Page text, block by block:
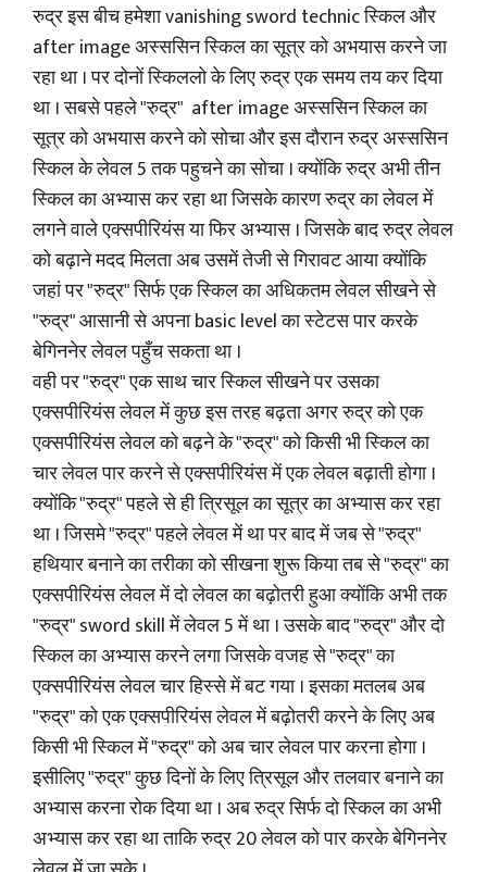
रुद्र इस बीच हमेशा vanishing sword technic स्किल और
after image अस्ससिन स्किल का सूत्र को अभयास करने जा
रहा था । पर दोनों स्किललो के लिए रुद्र एक समय तय कर दिया
था । सबसे पहले "रुद्र" after image अस्ससिन स्किल का
सूत्र को अभयास करने को सोचा और इस दौरान रुद्र अस्ससिन
स्किल के लेवल 5 तक पहुचने का सोचा । क्योंकि रुद्र अभी तीन
स्किल का अभ्यास कर रहा था जिसके कारण रुद्र का लेवल में
लगने वाले एक्सपीरियंस या फिर अभ्यास । जिसके बाद रुद्र लेवल
को बढ़ाने मदद मिलता अब उसमें तेजी से गिरावट आया क्योंकि
जहां पर "रुद्र" सिर्फ एक स्किल का अधिकतम लेवल सीखने से
"रुद्र" आसानी से अपना basic level का स्टेटस पार करके
बेगिननेर लेवल पहुँच सकता था ।
वही पर "रुद्र" एक साथ चार स्किल सीखने पर उसका
एक्सपीरियंस लेवल में कुछ इस तरह बढ़ता अगर रुद्र को एक
एक्सपीरियंस लेवल को बढ़ने के "रुद्र" को किसी भी स्किल का
चार लेवल पार करने से एक्सपीरियंस में एक लेवल बढ़ाती होगा ।
क्योंकि "रुद्र" पहले से ही त्रिसूल का सूत्र का अभ्यास कर रहा
था । जिसमे "रुद्र" पहले लेवल में था पर बाद में जब से "रुद्र"
हथियार बनाने का तरीका को सीखना शुरू किया तब से "रुद्र" का
एक्सपीरियंस लेवल में दो लेवल का बढ़ोतरी हुआ क्योंकि अभी तक
"रुद्र" sword skill में लेवल 5 में था । उसके बाद "रुद्र" और दो
स्किल का अभ्यास करने लगा जिसके वजह से "रुद्र" का
एक्सपीरियंस लेवल चार हिस्से में बट गया । इसका मतलब अब
"रुद्र" को एक एक्सपीरियंस लेवल में बढ़ोतरी करने के लिए अब
किसी भी स्किल में "रुद्र" को अब चार लेवल पार करना होगा ।
इसीलिए "रुद्र" कुछ दिनों के लिए त्रिसूल और तलवार बनाने का
अभ्यास करना रोक दिया था । अब रुद्र सिर्फ दो स्किल का अभी
अभ्यास कर रहा था ताकि रुद्र 20 लेवल को पार करके बेगिननेर